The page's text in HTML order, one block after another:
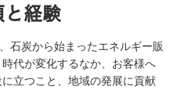
経験
石炭から始まったエネルギー販
代が変化するなか、お客様へ
立つこと、地域の発展に貢献